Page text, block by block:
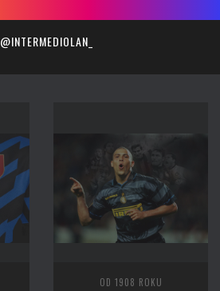
@INTERMEDIOLAN_
OD 1908 ROKU